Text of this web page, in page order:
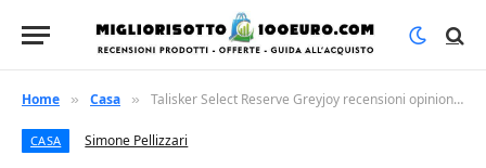
Home » Casa » Talisker Select Reserve Greyjoy recensioni opinioni test simili
CASA Simone Pellizzari